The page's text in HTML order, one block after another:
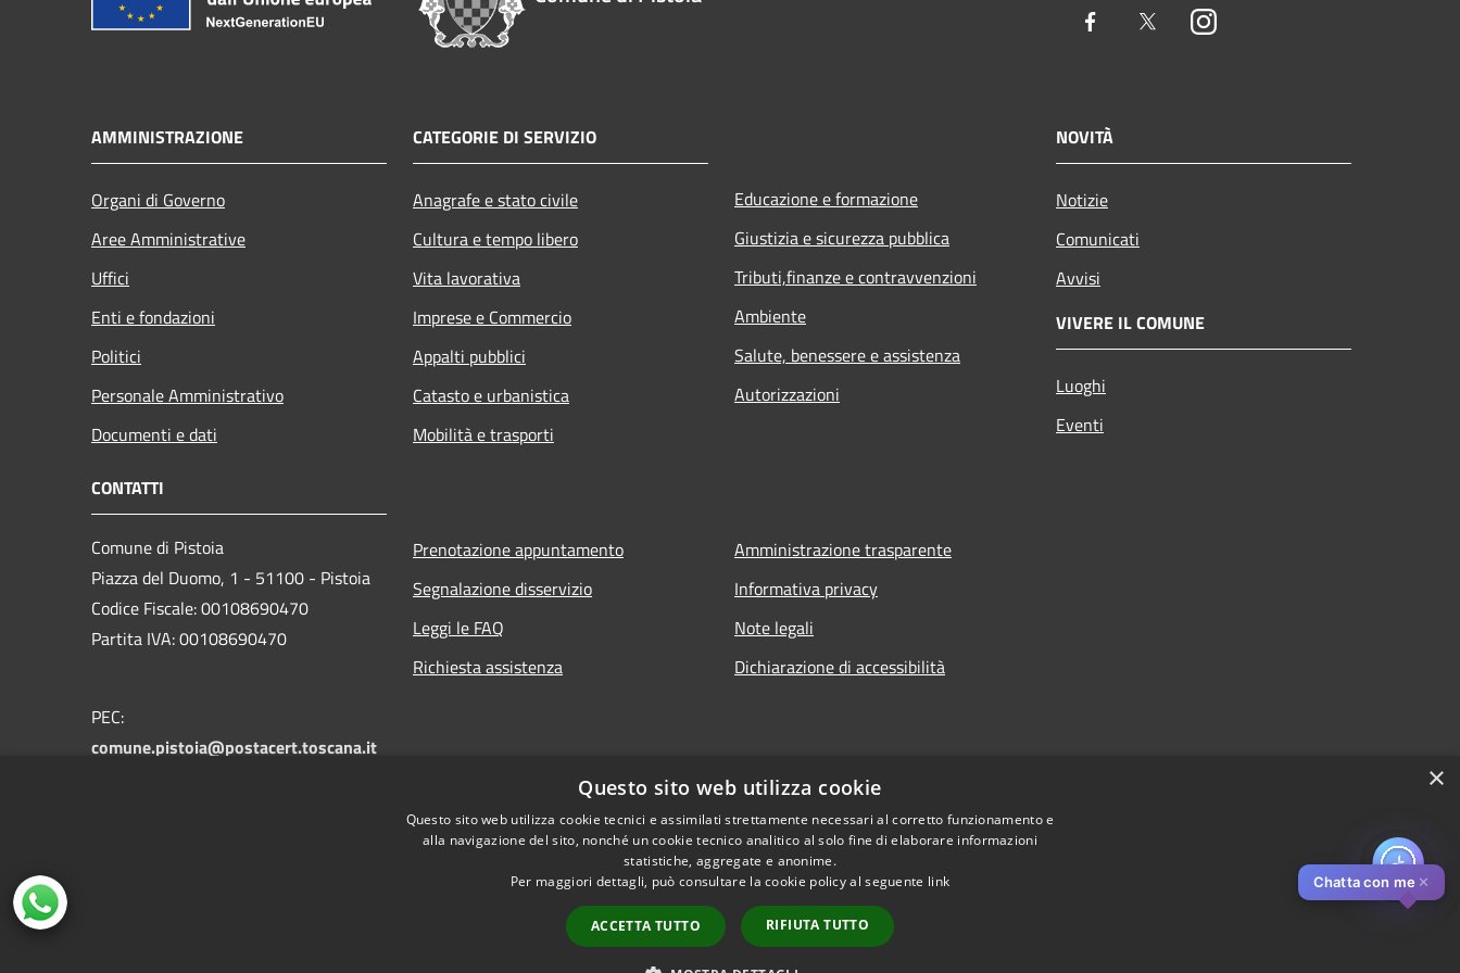
Facebook TwitterInstagram
AMMINISTRAZIONE
Organi di Governo
Aree Amministrative
Uffici
Enti e fondazioni
Politici
Personale Amministrativo
Documenti e dati
CATEGORIE DI SERVIZIO
Anagrafe e stato civile
Cultura e tempo libero
Vita lavorativa
Imprese e Commercio
Appalti pubblici
Catasto e urbanistica
Mobilità e trasporti
Educazione e formazione
Giustizia e sicurezza pubblica
Tributi,finanze e contravvenzioni
Ambiente
Salute, benessere e assistenza
Autorizzazioni
NOVITÀ
Notizie
Comunicati
Avvisi
VIVERE IL COMUNE
Luoghi
Eventi
CONTATTI
Comune di Pistoia
Piazza del Duomo, 1 - 51100 - Pistoia
Codice Fiscale: 00108690470
Partita IVA: 00108690470
PEC:
comune.pistoia@postacert.toscana.it
Prenotazione appuntamento
Segnalazione disservizio
Leggi le FAQ
Richiesta assistenza
Amministrazione trasparente
Informativa privacy
Note legali
Dichiarazione di accessibilità
Chatta con me ✕
×
Questo sito web utilizza cookie
Questo sito web utilizza cookie tecnici e assimilati strettamente necessari al corretto funzionamento e
alla navigazione del sito, nonché un cookie tecnico analitico al solo fine di elaborare informazioni
statistiche, aggregate e anonime.
Per maggiori dettagli, può consultare la cookie policy al seguente link
ACCETTA TUTTO RIFIUTA TUTTO